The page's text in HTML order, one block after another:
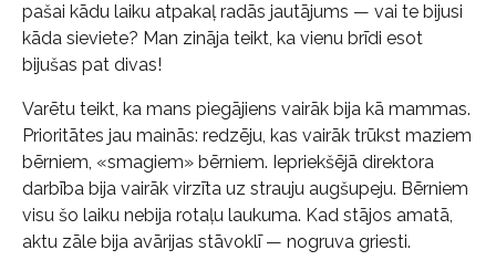
pašai kādu laiku atpakaļ radās jautājums — vai te bijusi
kāda sieviete? Man zināja teikt, ka vienu brīdi esot
bijušas pat divas!
Varētu teikt, ka mans piegājiens vairāk bija kā mammas.
Prioritātes jau mainās: redzēju, kas vairāk trūkst maziem
bērniem, «smagiem» bērniem. Iepriekšējā direktora
darbība bija vairāk virzīta uz strauju augšupeju. Bērniem
visu šo laiku nebija rotaļu laukuma. Kad stājos amatā,
aktu zāle bija avārijas stāvoklī — nogruva griesti.